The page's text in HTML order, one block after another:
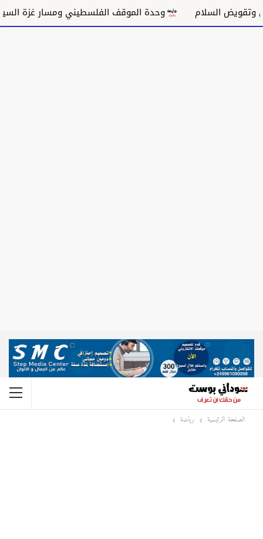
وحدة الموقف الفلسطيني ومسار غزة السياسي
الصفحة الرئيسية رياضة